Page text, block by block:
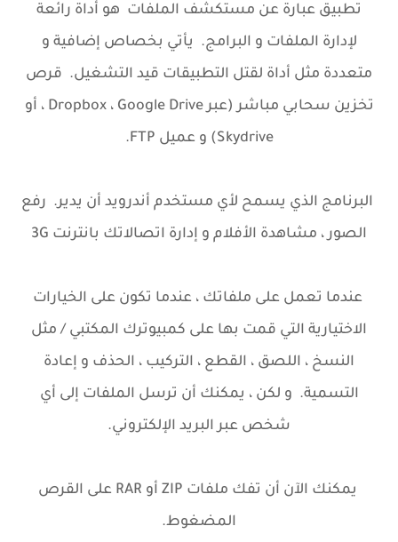
تطبيق عبارة عن مستكشف الملفات هو أداة رائعة
لإدارة الملفات و البرامج. يأتي بخصاص إضافية و
متعددة مثل أداة لقتل التطبيقات قيد التشغيل. قرص
تخزين سحابي مباشر (عبر Dropbox ، Google Drive ، أو
Skydrive) و عميل FTP.
البرنامج الذي يسمح لأي مستخدم أندرويد أن يدير. رفع
الصور ، مشاهدة الأفلام و إدارة اتصالاتك بانترنت 3G
عندما تعمل على ملفاتك ، عندما تكون على الخيارات
الاختيارية التي قمت بها على كمبيوترك المكتبي / مثل
النسخ ، اللصق ، القطع ، التركيب ، الحذف و إعادة
التسمية. و لكن ، يمكنك أن ترسل الملفات إلى أي
شخص عبر البريد الإلكتروني.
يمكنك الآن أن تفك ملفات ZIP أو RAR على القرص
المضغوط.